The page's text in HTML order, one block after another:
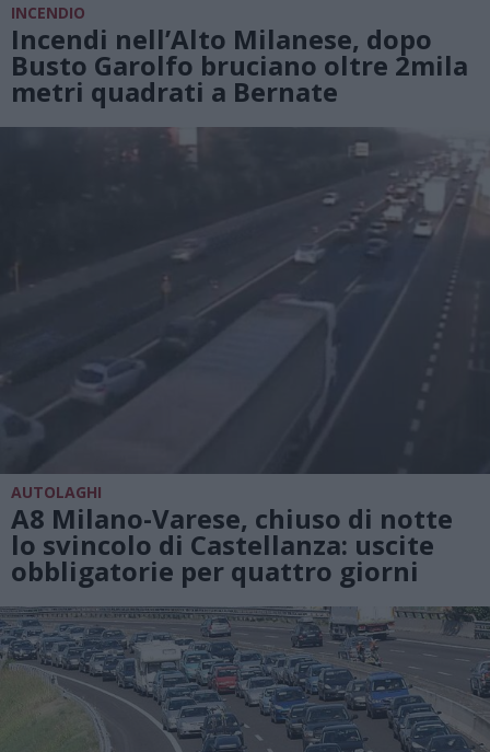
INCENDIO
Incendi nell’Alto Milanese, dopo
Busto Garolfo bruciano oltre 2mila
metri quadrati a Bernate
AUTOLAGHI
A8 Milano-Varese, chiuso di notte
lo svincolo di Castellanza: uscite
obbligatorie per quattro giorni